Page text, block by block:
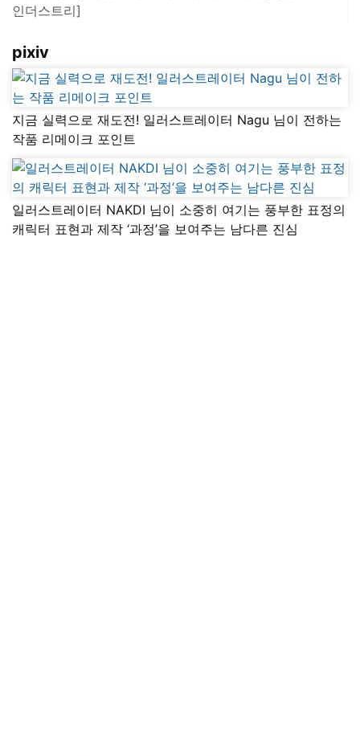
인더스트리]
pixiv
지금 실력으로 재도전! 일러스트레이터 Nagu 님이 전하는
작품 리메이크 포인트
일러스트레이터 NAKDI 님이 소중히 여기는 풍부한 표정의
캐릭터 표현과 제작 ‘과정’을 보여주는 남다른 진심